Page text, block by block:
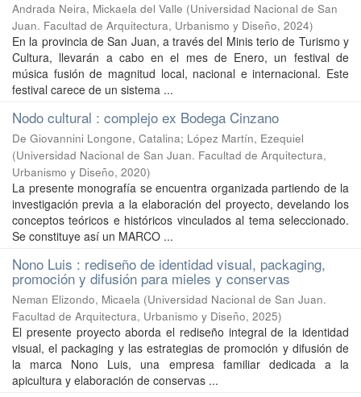
Andrada Neira, Mickaela del Valle (Universidad Nacional de San
Juan. Facultad de Arquitectura, Urbanismo y Diseño, 2024)
En la provincia de San Juan, a través del Minis terio de Turismo y
Cultura, llevarán a cabo en el mes de Enero, un festival de
música fusión de magnitud local, nacional e internacional. Este
festival carece de un sistema ...
Nodo cultural : complejo ex Bodega Cinzano
De Giovannini Longone, Catalina; López Martín, Ezequiel
(Universidad Nacional de San Juan. Facultad de Arquitectura,
Urbanismo y Diseño, 2020)
La presente monografía se encuentra organizada partiendo de la
investigación previa a la elaboración del proyecto, develando los
conceptos teóricos e históricos vinculados al tema seleccionado.
Se constituye así un MARCO ...
Nono Luis : rediseño de identidad visual, packaging,
promoción y difusión para mieles y conservas
Neman Elizondo, Micaela (Universidad Nacional de San Juan.
Facultad de Arquitectura, Urbanismo y Diseño, 2025)
El presente proyecto aborda el rediseño integral de la identidad
visual, el packaging y las estrategias de promoción y difusión de
la marca Nono Luis, una empresa familiar dedicada a la
apicultura y elaboración de conservas ...